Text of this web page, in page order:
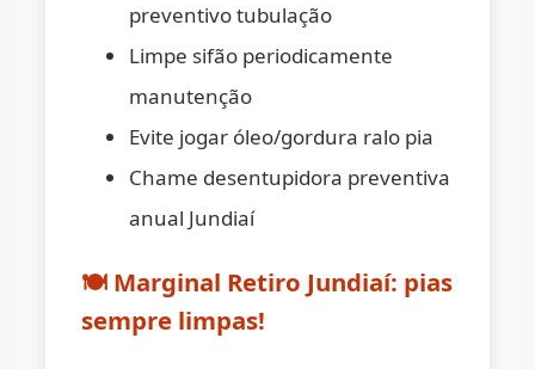
preventivo tubulação
Limpe sifão periodicamente
manutenção
Evite jogar óleo/gordura ralo pia
Chame desentupidora preventiva
anual Jundiaí
🍽️ Marginal Retiro Jundiaí: pias
sempre limpas!